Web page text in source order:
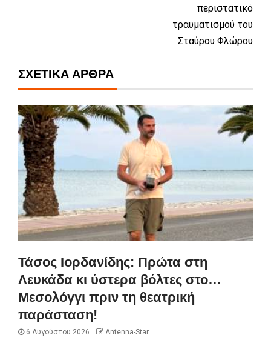
περιστατικό
τραυματισμού του
Σταύρου Φλώρου
ΣΧΕΤΙΚΆ ΆΡΘΡΑ
Τάσος Ιορδανίδης: Πρώτα στη
Λευκάδα κι ύστερα βόλτες στο…
Μεσολόγγι πριν τη θεατρική
παράσταση!
6 Αυγούστου 2026 Antenna-Star